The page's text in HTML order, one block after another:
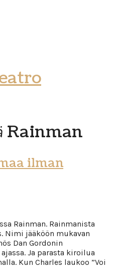
Rainman
ilman
Rainman. Rainmanista
Nimi jääköön mukavan
Dan Gordonin
Ja parasta kiroilua
Kun Charles laukoo ”Voi